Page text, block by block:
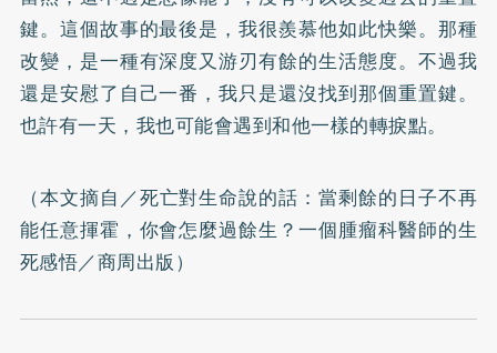
鍵。這個故事的最後是，我很羨慕他如此快樂。那種
改變，是一種有深度又游刃有餘的生活態度。不過我
還是安慰了自己一番，我只是還沒找到那個重置鍵。
也許有一天，我也可能會遇到和他一樣的轉捩點。
（本文摘自／死亡對生命說的話：當剩餘的日子不再
能任意揮霍，你會怎麼過餘生？一個腫瘤科醫師的生
死感悟／商周出版）